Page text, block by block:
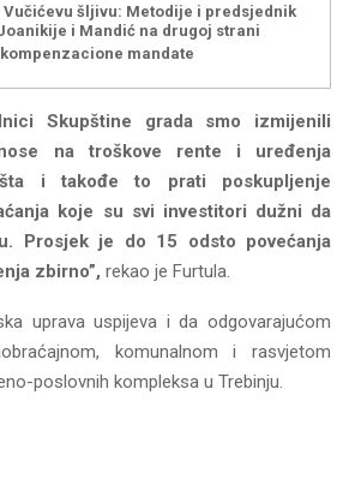
Vučićevu šljivu: Metodije i predsjednik
i Mandić na drugoj strani
mandate
Skupštine grada smo izmijenili
na troškove rente i uređenja
i takođe to prati poskupljenje
koje su svi investitori dužni da
Prosjek je do 15 odsto povećanja
zbirno”, rekao je Furtula.
uprava uspijeva i da odgovarajućom
komunalnom i rasvjetom
poslovnih kompleksa u Trebinju.